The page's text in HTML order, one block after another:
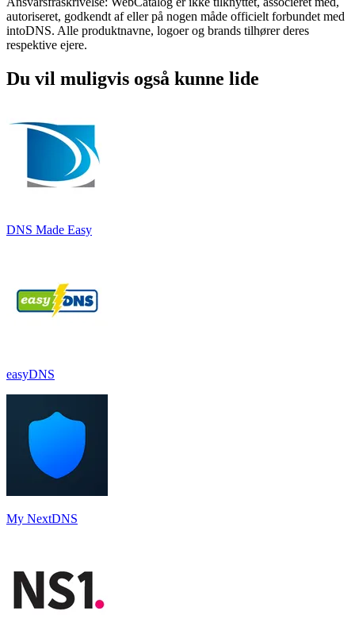
autoriseret, godkendt af eller på nogen måde officielt forbundet med
intoDNS. Alle produktnavne, logoer og brands tilhører deres
respektive ejere.
Du vil muligvis også kunne lide
DNS Made Easy
easyDNS
My NextDNS